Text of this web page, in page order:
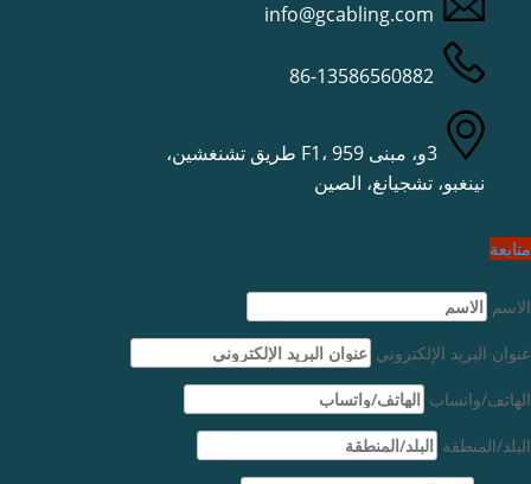
info@gcabling.com
3و، مبنى F1، 959 طريق تشنغشين،
نينغبو، تشجيانغ، الصين
متابعة
الاسم
عنوان البريد الإلكتروني
الهاتف/واتساب
البلد/المنطقة Deutsch (Sie)